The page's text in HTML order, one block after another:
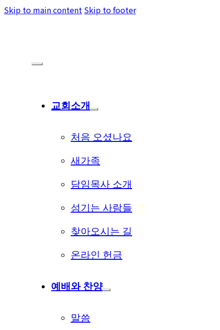
Skip to main content Skip to footer
교회소개
처음 오셨나요
새가족
담임목사 소개
섬기는 사람들
찾아오시는 길
온라인 헌금
예배와 찬양
말씀